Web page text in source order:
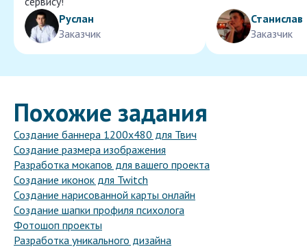
Руслан
Заказчик
Станислав
Заказчик
Похожие задания
Создание баннера 1200x480 для Твич
Создание размера изображения
Разработка мокапов для вашего проекта
Создание иконок для Twitch
Создание нарисованной карты онлайн
Создание шапки профиля психолога
Фотошоп проекты
Разработка уникального дизайна